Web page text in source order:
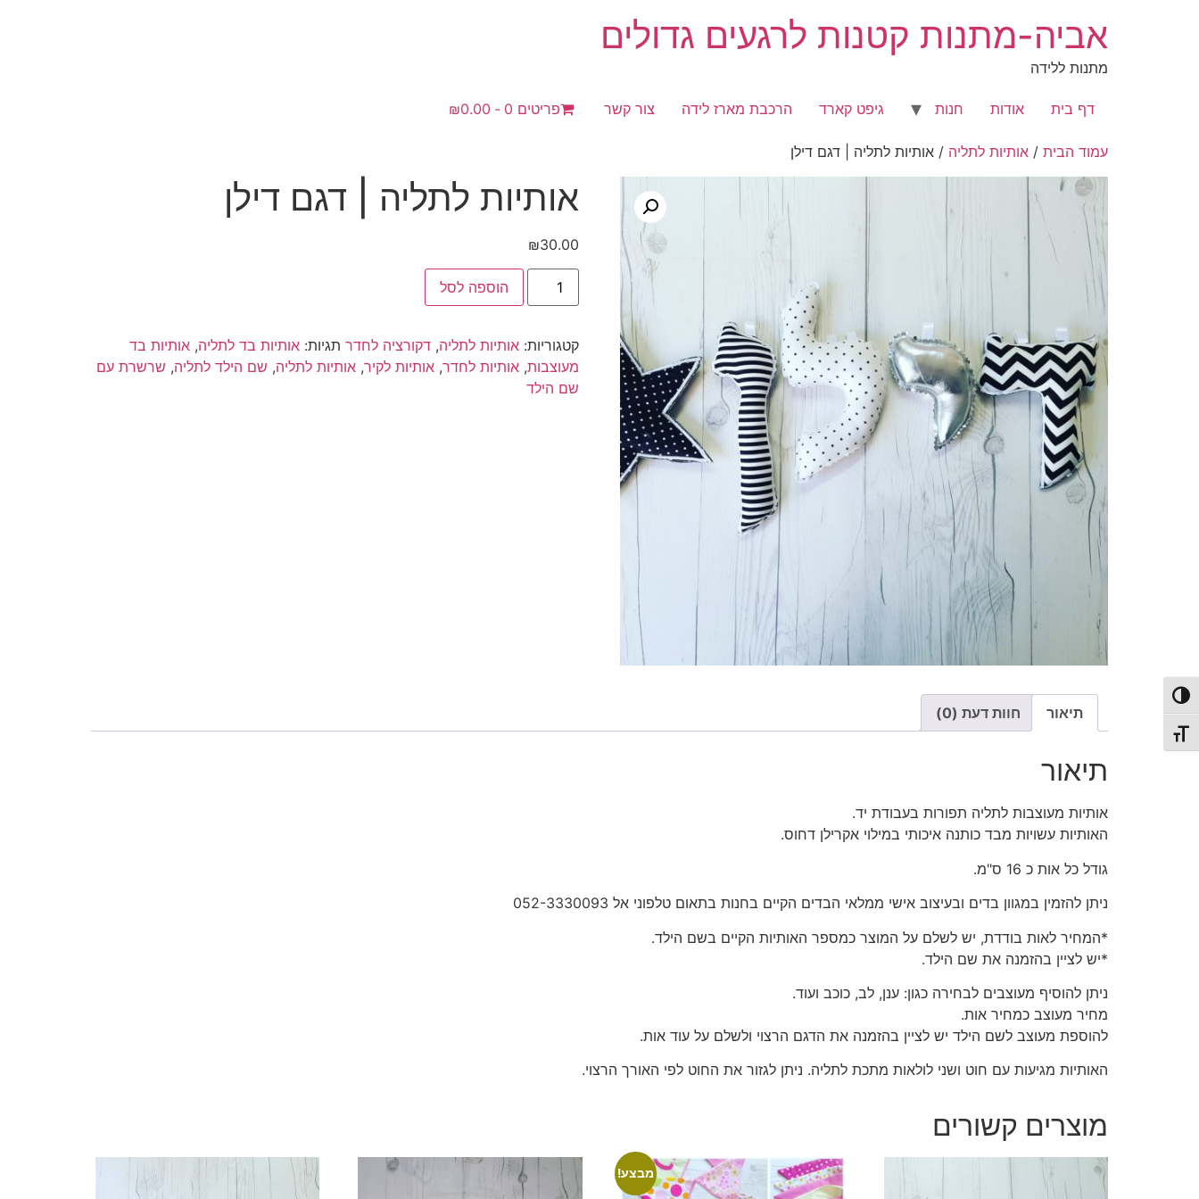
הפעל/כבה ניגודיות גבוהה
מתג גודל גופן
אביה-מתנות קטנות לרגעים גדולים
מתנות ללידה
דף בית אודות חנות גיפט קארד הרכבת מארז לידה צור קשר פריטים 0 ₪0.00
עמוד הבית / אותיות לתליה / אותיות לתליה | דגם דילן
אותיות לתליה | דגם דילן
₪30.00
כמות
אותיות
דגם
דילן
הוספה לסל
קטגוריות: אותיות לתליה, דקורציה לחדר תגיות: אותיות בד לתליה, אותיות בד
מעוצבות, אותיות לחדר, אותיות לקיר, אותיות לתליה, שם הילד לתליה, שרשרת עם
שם הילד
תיאור חוות דעת (0)
תיאור
אותיות מעוצבות לתליה תפורות בעבודת יד.
האותיות עשויות מבד כותנה איכותי במילוי אקרילן דחוס.
גודל כל אות כ 16 ס"מ.
ניתן להזמין במגוון בדים ובעיצוב אישי ממלאי הבדים הקיים בחנות בתאום טלפוני אל 052-3330093
*המחיר לאות בודדת, יש לשלם על המוצר כמספר האותיות הקיים בשם הילד.
*יש לציין בהזמנה את שם הילד.
ניתן להוסיף מעוצבים לבחירה כגון: ענן, לב, כוכב ועוד.
מחיר מעוצב כמחיר אות.
להוספת מעוצב לשם הילד יש לציין בהזמנה את הדגם הרצוי ולשלם על עוד אות.
האותיות מגיעות עם חוט ושני לולאות מתכת לתליה. ניתן לגזור את החוט לפי האורך הרצוי.
מוצרים קשורים
מבצע!